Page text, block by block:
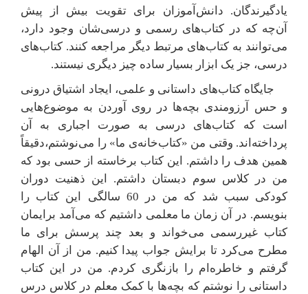
یادگیرندگان. دانش‌آموزان برای تقویت بیش از پیش
آن‌چه که در کتاب‌های رسمی و درسی‌شان وجود دارد،
می‌توانند به کتاب‌های مرتبط دیگر مراجعه کنند. کتاب‌های
درسی، جز یک ابزار بسیار ساده چیز دیگری نیستند.
جایگاه کتاب‌های داستانی و علمی، ایجاد اشتیاق درونی
و حس آرزومندی بچه‌ها در روی آوردن به موضوع‌هایی
است که کتاب‌های درسی به صورت اجباری به آن
پرداخته‌اند. وقتی من «کتاب‌خانه‌ی ما» را می‌نوشتم،‌دقیقاً
همین هدف را داشتم. این کتاب برخاسته از حسی بود که
من در کلاس سوم دبستان داشتم. این ذهنیت دوران
کودکی سبب شد که من در 60 سالگی این کتاب را
بنویسم. در آن زمان ما معلمی داشتیم که می‌آمد برایمان
کتاب غیررسمی می‌خواند و بعد چند پرسش برای ما
مطرح می‌کرد تا برایش جواب پیدا کنیم. من از آن الهام
گرفتم و خاطره‌ام را بازنگری کردم. من در این کتاب
داستانی را نوشتم که بچه‌ها با کمک معلم در کلاس درس